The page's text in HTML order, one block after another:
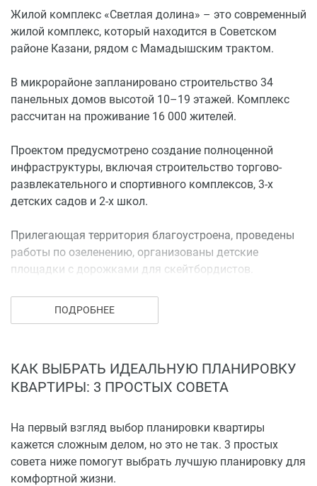
Жилой комплекс «Светлая долина» – это современный
жилой комплекс, который находится в Советском
районе Казани, рядом с Мамадышским трактом.
В микрорайоне запланировано строительство 34
панельных домов высотой 10–19 этажей. Комплекс
рассчитан на проживание 16 000 жителей.
Проектом предусмотрено создание полноценной
инфраструктуры, включая строительство торгово-
развлекательного и спортивного комплексов, 3-х
детских садов и 2-х школ.
Прилегающая территория благоустроена, проведены
работы по озеленению, организованы детские
площадки с дорожками для скейтбордистов.
Благодаря наличию удобной транспортной развязки
на Мамадышском тракте жильцы при необходимости
транспорта, ходят регулярные автобусы №70 и №71.
Купить квартиру в ЖК «Светлая долина» можно в
ПОДРОБНЕЕ
КАК ВЫБРАТЬ ИДЕАЛЬНУЮ ПЛАНИРОВКУ
КВАРТИРЫ: 3 ПРОСТЫХ СОВЕТА
На первый взгляд выбор планировки квартиры
кажется сложным делом, но это не так. 3 простых
совета ниже помогут выбрать лучшую планировку для
комфортной жизни.